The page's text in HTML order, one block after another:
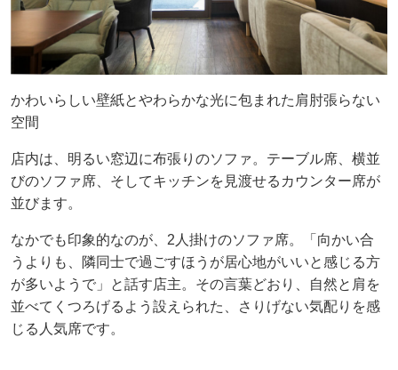
かわいらしい壁紙とやわらかな光に包まれた肩肘張らない
空間
店内は、明るい窓辺に布張りのソファ。テーブル席、横並
びのソファ席、そしてキッチンを見渡せるカウンター席が
並びます。
なかでも印象的なのが、2人掛けのソファ席。「向かい合
うよりも、隣同士で過ごすほうが居心地がいいと感じる方
が多いようで」と話す店主。その言葉どおり、自然と肩を
並べてくつろげるよう設えられた、さりげない気配りを感
じる人気席です。